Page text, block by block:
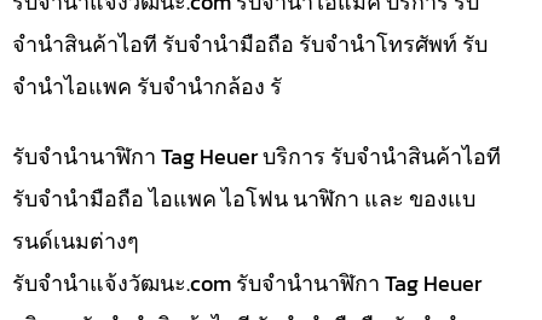
จำนำสินค้าไอที รับจำนำมือถือ รับจำนำโทรศัพท์ รับ
จำนำไอแพค รับจำนำกล้อง รั
รับจำนำนาฬิกา Tag Heuer บริการ รับจำนำสินค้าไอที
รับจำนำมือถือ ไอแพค ไอโฟน นาฬิกา และ ของแบ
รนด์เนมต่างๆ
รับจํานําแจ้งวัฒนะ.com รับจำนำนาฬิกา Tag Heuer